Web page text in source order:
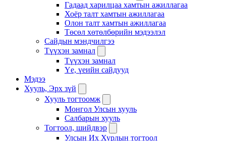
Гадаад харилцаа хамтын ажиллагаа
Хоёр талт хамтын ажиллагаа
Олон талт хамтын ажиллагаа
Төсөл хөтөлбөрийн мэдээлэл
Сайдын мэндчилгээ
Түүхэн замнал
Түүхэн замнал
Үе, үеийн сайдууд
Мэдээ
Хууль, Эрх зүй
Хууль тогтоомж
Монгол Улсын хууль
Салбарын хууль
Тогтоол, шийдвэр
Улсын Их Хурлын тогтоол